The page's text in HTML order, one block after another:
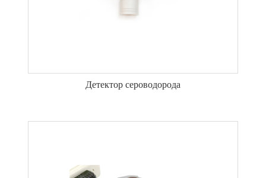
Детектор сероводорода